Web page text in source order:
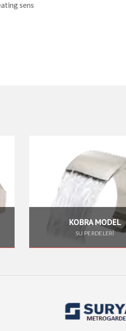
sens
KOBRA MODEL
SU PERDELERİ